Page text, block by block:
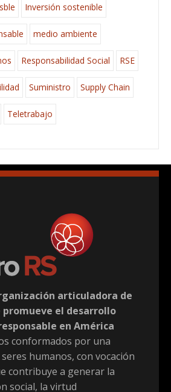
Inversión sostenible
medio ambiente
Responsabilidad Social RSE
Suministro Supply Chain
Teletrabajo
articuladora de
promueve el desarrollo
en América
conformados por una
humanos, con vocación
contribuye a generar la
social, la virtud